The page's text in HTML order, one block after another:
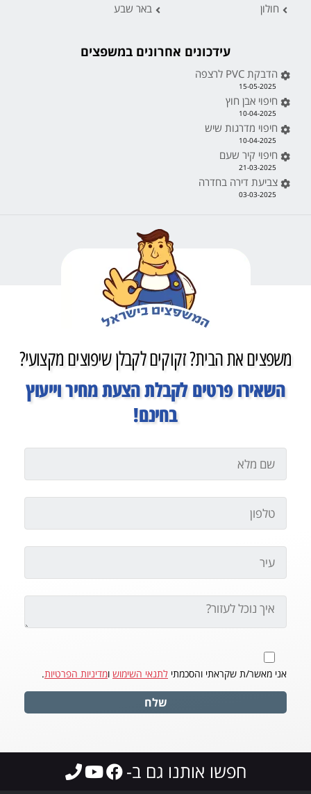
חולון
באר שבע
עידכונים אחרונים במשפצים
הדבקת PVC לרצפה
15-05-2025
חיפוי אבן חוץ
10-04-2025
חיפוי מדרגות שיש
10-04-2025
חיפוי קיר שעם
21-03-2025
צביעת דירה בחדרה
03-03-2025
משפצים את הבית? זקוקים לקבלן שיפוצים מקצועי?
השאירו פרטים לקבלת הצעת מחיר וייעוץ
בחינם!
אני מאשר/ת שקראתי והסכמתי לתנאי השימוש ומדיניות הפרטיות.
שלח
חפשו אותנו גם ב-